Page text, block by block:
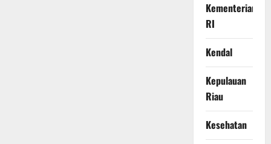
Kementerian
RI
Kendal
Kepulauan
Riau
Kesehatan